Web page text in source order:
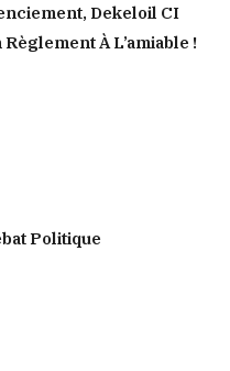
Dekeloil CI
À L’amiable !
Politique